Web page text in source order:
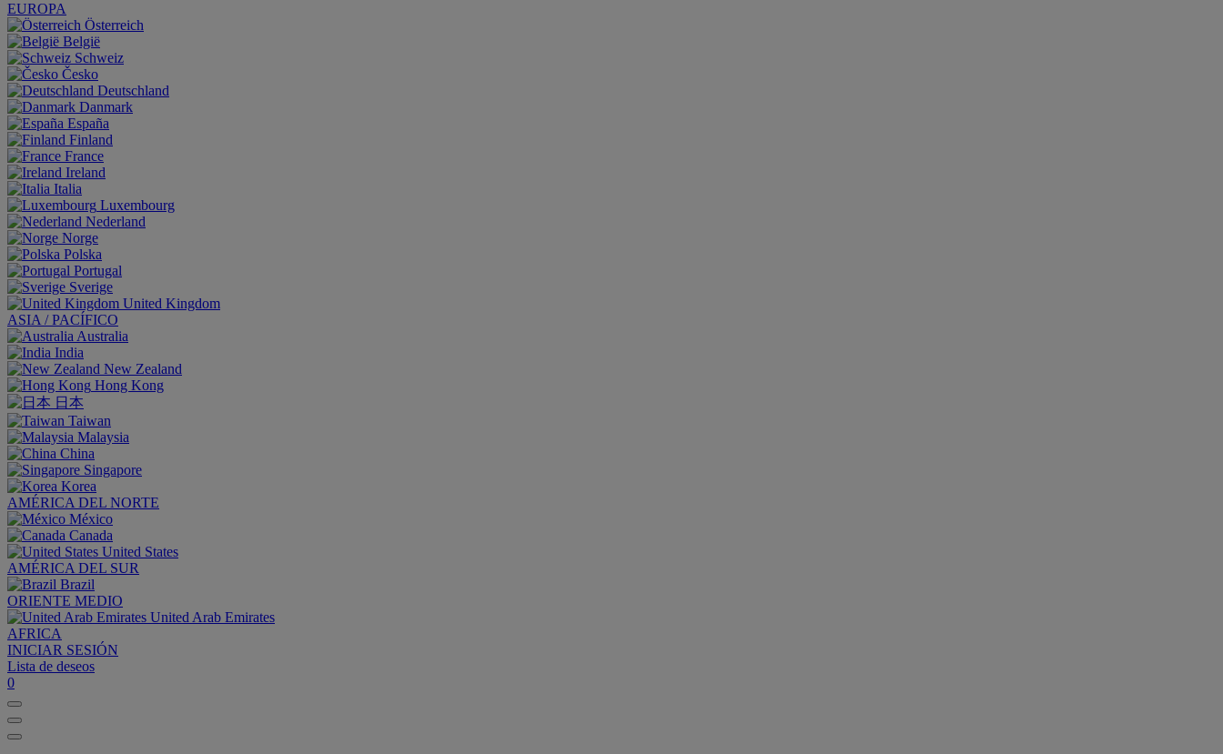
EUROPA
Österreich
België
Schweiz
Česko
Deutschland
Danmark
España
Finland
France
Ireland
Italia
Luxembourg
Nederland
Norge
Polska
Portugal
Sverige
United Kingdom
ASIA / PACÍFICO
Australia
India
New Zealand
Hong Kong
日本
Taiwan
Malaysia
China
Singapore
Korea
AMÉRICA DEL NORTE
México
Canada
United States
AMÉRICA DEL SUR
Brazil
ORIENTE MEDIO
United Arab Emirates
AFRICA
INICIAR SESIÓN
Lista de deseos
0